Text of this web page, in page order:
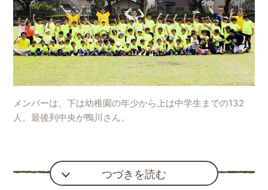
メンバーは、下は幼稚園の年少から上は中学生までの132
人。最後列中央が鴨川さん。
つづきを読む